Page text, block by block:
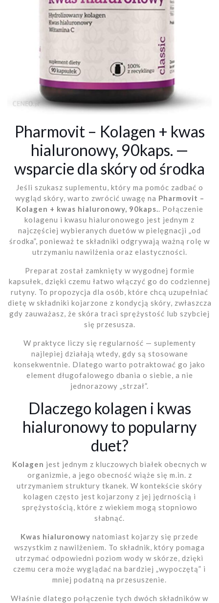
Pharmovit – Kolagen + kwas
hialuronowy, 90kaps. —
wsparcie dla skóry od środka
Jeśli szukasz suplementu, który ma pomóc zadbać o
wygląd skóry, warto zwrócić uwagę na Pharmovit –
Kolagen + kwas hialuronowy, 90kaps.. Połączenie
kolagenu i kwasu hialuronowego jest jednym z
najczęściej wybieranych duetów w pielęgnacji „od
środka”, ponieważ te składniki odgrywają ważną rolę w
utrzymaniu nawilżenia oraz elastyczności.
Preparat został zamknięty w wygodnej formie
kapsułek, dzięki czemu łatwo włączyć go do codziennej
rutyny. To propozycja dla osób, które chcą uzupełniać
dietę w składniki kojarzone z kondycją skóry, zwłaszcza
gdy zauważasz, że skóra traci sprężystość lub szybciej
się przesusza.
W praktyce liczy się regularność — suplementy
najlepiej działają wtedy, gdy są stosowane
konsekwentnie. Dlatego warto potraktować go jako
element długofalowego dbania o siebie, a nie
jednorazowy „strzał”.
Dlaczego kolagen i kwas
hialuronowy to popularny
duet?
Kolagen jest jednym z kluczowych białek obecnych w
organizmie, a jego obecność wiąże się m.in. z
utrzymaniem struktury tkanek. W kontekście skóry
kolagen często jest kojarzony z jej jędrnością i
sprężystością, które z wiekiem mogą stopniowo
słabnąć.
Kwas hialuronowy natomiast kojarzy się przede
wszystkim z nawilżeniem. To składnik, który pomaga
utrzymać odpowiedni poziom wody w skórze, dzięki
czemu cera może wyglądać na bardziej „wypoczętą” i
mniej podatną na przesuszenie.
Właśnie dlatego połączenie tych dwóch składników w